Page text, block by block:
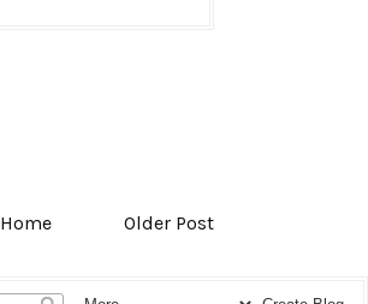
Home Older Post